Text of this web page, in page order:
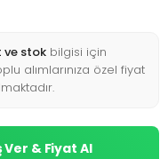
stok bilgisi için
alımlarınıza özel fiyat
& Fiyat Al